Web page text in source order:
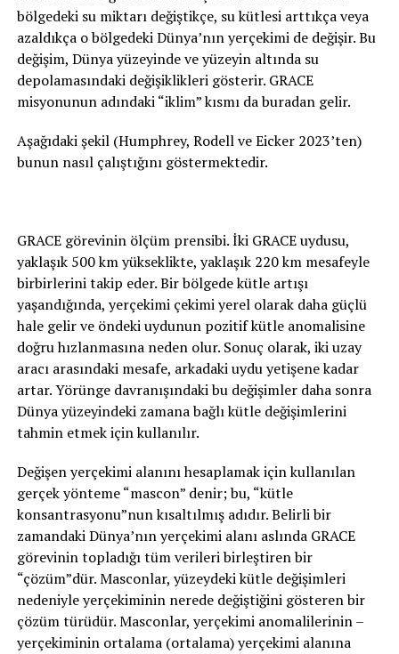
bölgedeki su miktarı değiştikçe, su kütlesi arttıkça veya
azaldıkça o bölgedeki Dünya’nın yerçekimi de değişir. Bu
değişim, Dünya yüzeyinde ve yüzeyin altında su
depolamasındaki değişiklikleri gösterir. GRACE
misyonunun adındaki “iklim” kısmı da buradan gelir.
Aşağıdaki şekil (Humphrey, Rodell ve Eicker 2023’ten)
bunun nasıl çalıştığını göstermektedir.
GRACE görevinin ölçüm prensibi. İki GRACE uydusu,
yaklaşık 500 km yükseklikte, yaklaşık 220 km mesafeyle
birbirlerini takip eder. Bir bölgede kütle artışı
yaşandığında, yerçekimi çekimi yerel olarak daha güçlü
hale gelir ve öndeki uydunun pozitif kütle anomalisine
doğru hızlanmasına neden olur. Sonuç olarak, iki uzay
aracı arasındaki mesafe, arkadaki uydu yetişene kadar
artar. Yörünge davranışındaki bu değişimler daha sonra
Dünya yüzeyindeki zamana bağlı kütle değişimlerini
tahmin etmek için kullanılır.
Değişen yerçekimi alanını hesaplamak için kullanılan
gerçek yönteme “mascon” denir; bu, “kütle
konsantrasyonu”nun kısaltılmış adıdır. Belirli bir
zamandaki Dünya’nın yerçekimi alanı aslında GRACE
görevinin topladığı tüm verileri birleştiren bir
“çözüm”dür. Masconlar, yüzeydeki kütle değişimleri
nedeniyle yerçekiminin nerede değiştiğini gösteren bir
çözüm türüdür. Masconlar, yerçekimi anomalilerinin –
yerçekiminin ortalama (ortalama) yerçekimi alanına